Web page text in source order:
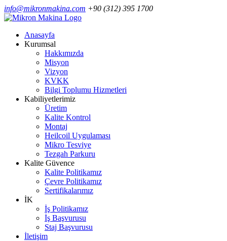
info@mikronmakina.com +90 (312) 395 1700
Anasayfa
Kurumsal
Hakkımızda
Misyon
Vizyon
KVKK
Bilgi Toplumu Hizmetleri
Kabiliyetlerimiz
Üretim
Kalite Kontrol
Montaj
Heilcoil Uygulaması
Mikro Tesviye
Tezgah Parkuru
Kalite Güvence
Kalite Politikamız
Çevre Politikamız
Sertifikalarımız
İK
İş Politikamız
İş Başvurusu
Staj Başvurusu
İletişim